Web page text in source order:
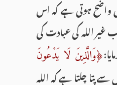
ہوتی ہے کہ اس
اللہ کی عبادت کی
﴿وَالَّذِينَ لَا يَدْعُونَ
پتا چلتا ہے کہ اللہ